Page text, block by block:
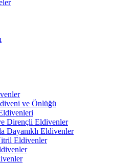
ve Önlüğü
Dirençli Eldivenler
Dayanıklı Eldivenler
Eldivenler